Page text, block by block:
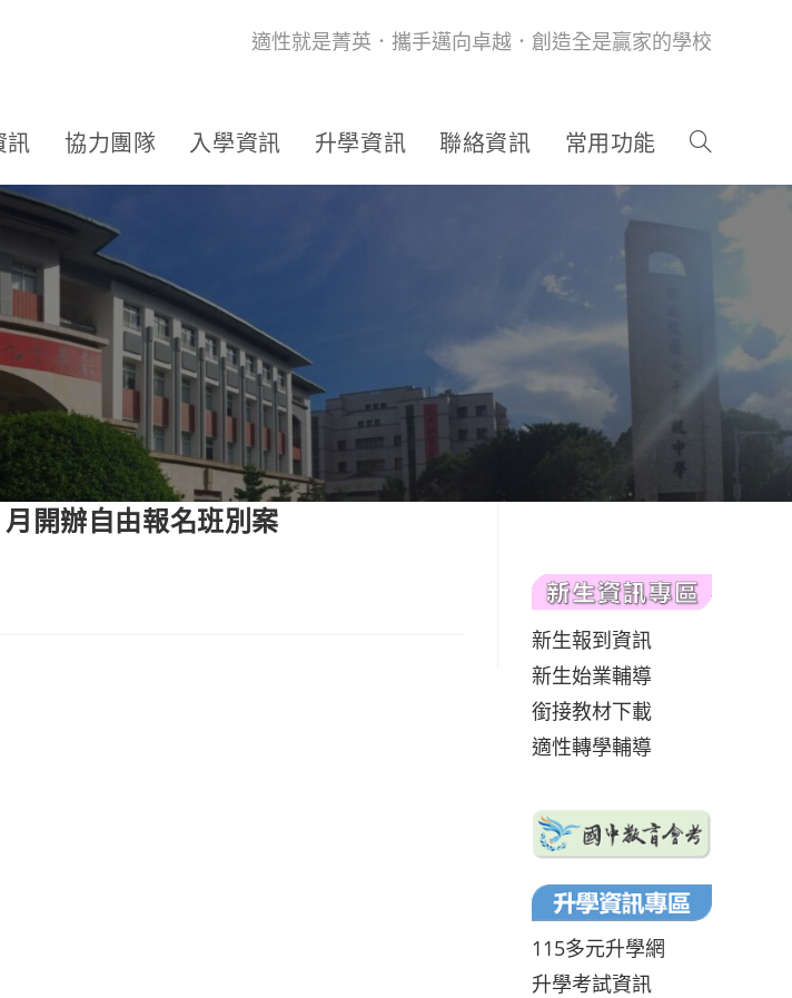
適性就是菁英．攜手邁向卓越．創造全是贏家的學校
訊 協力團隊 入學資訊 升學資訊 聯絡資訊 常用功能
開辦自由報名班別案
新生報到資訊
新生始業輔導
銜接教材下載
適性轉學輔導
115多元升學網
升學考試資訊